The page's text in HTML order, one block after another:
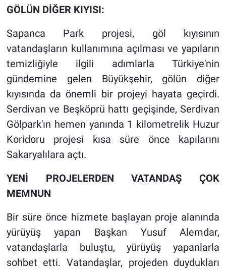
GÖLÜN DİĞER KIYISI:
Sapanca Park projesi, göl kıyısının
vatandaşların kullanımına açılması ve yapıların
temizliğiyle ilgili adımlarla Türkiye'nin
gündemine gelen Büyükşehir, gölün diğer
kıyısında da önemli bir projeyi hayata geçirdi.
Serdivan ve Beşköprü hattı geçişinde, Serdivan
Gölpark'ın hemen yanında 1 kilometrelik Huzur
Koridoru projesi kısa süre önce kapılarını
Sakaryalılara açtı.
YENİ PROJELERDEN VATANDAŞ ÇOK
MEMNUN
Bir süre önce hizmete başlayan proje alanında
yürüyüş yapan Başkan Yusuf Alemdar,
vatandaşlarla buluştu, yürüyüş yapanlarla
sohbet etti. Vatandaşlar, projeden duydukları